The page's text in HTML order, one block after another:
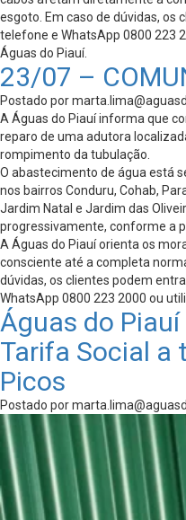
esgoto. Em caso de dúvidas, os
telefone e WhatsApp 0800 223
Águas do Piauí.
23/07 –
Postado por
A Águas do Piauí informa que
reparo de uma adutora
rompimento da tubulação.
O abastecimento de água está
nos bairros Conduru, Cohab,
Jardim Natal e Jardim das
progressivamente, conforme a
A Águas do Piauí orienta os
consciente até a completa
dúvidas, os clientes podem
WhatsApp 0800 223 2000 ou
Águas do
Tarifa Social a
Picos
Postado por